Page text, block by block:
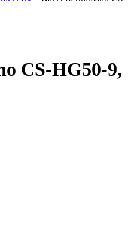
CS-HG50-9,